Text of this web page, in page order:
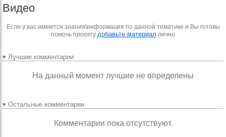
Видео
Если у вас имеются знания\информация по данной тематике и Вы готовы
помочь проекту добавьте материал лично
▾ Лучшие комментарии
На данный момент лучшие не определены
▾ Остальные комментарии
Комментарии пока отсутствуют.